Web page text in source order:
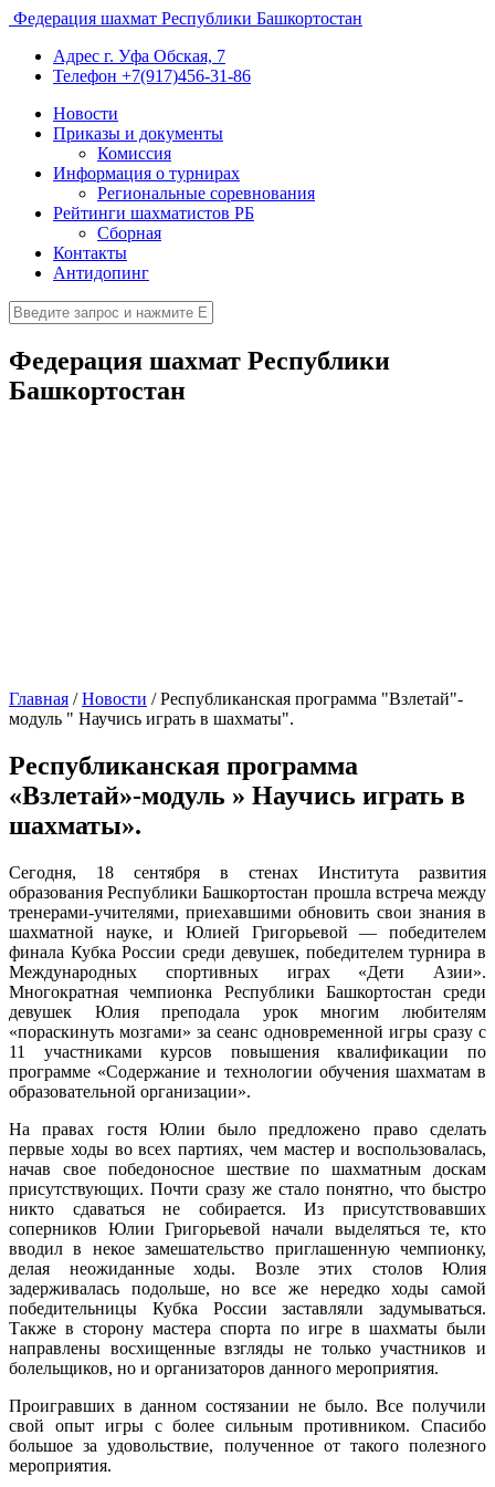
Федерация шахмат Республики Башкортостан
Адрес г. Уфа Обская, 7
Телефон +7(917)456-31-86
Новости
Приказы и документы
Комиссия
Информация о турнирах
Региональные соревнования
Рейтинги шахматистов РБ
Сборная
Контакты
Антидопинг
Федерация шахмат Республики
Башкортостан
Главная /Новости /Республиканская программа "Взлетай"-
модуль " Научись играть в шахматы".
Республиканская программа
«Взлетай»-модуль » Научись играть в
шахматы».
Сегодня, 18 сентября в стенах Института развития
образования Республики Башкортостан прошла встреча между
тренерами-учителями, приехавшими обновить свои знания в
шахматной науке, и Юлией Григорьевой — победителем
финала Кубка России среди девушек, победителем турнира в
Международных спортивных играх «Дети Азии».
Многократная чемпионка Республики Башкортостан среди
девушек Юлия преподала урок многим любителям
«пораскинуть мозгами» за сеанс одновременной игры сразу с
11 участниками курсов повышения квалификации по
программе «Содержание и технологии обучения шахматам в
образовательной организации».
На правах гостя Юлии было предложено право сделать
первые ходы во всех партиях, чем мастер и воспользовалась,
начав свое победоносное шествие по шахматным доскам
присутствующих. Почти сразу же стало понятно, что быстро
никто сдаваться не собирается. Из присутствовавших
соперников Юлии Григорьевой начали выделяться те, кто
вводил в некое замешательство приглашенную чемпионку,
делая неожиданные ходы. Возле этих столов Юлия
задерживалась подольше, но все же нередко ходы самой
победительницы Кубка России заставляли задумываться.
Также в сторону мастера спорта по игре в шахматы были
направлены восхищенные взгляды не только участников и
болельщиков, но и организаторов данного мероприятия.
Проигравших в данном состязании не было. Все получили
свой опыт игры с более сильным противником. Спасибо
большое за удовольствие, полученное от такого полезного
мероприятия.